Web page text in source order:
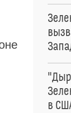
в